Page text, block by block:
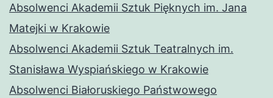
Absolwenci Akademii Sztuk Pięknych im. Jana
Matejki w Krakowie
Absolwenci Akademii Sztuk Teatralnych im.
Stanisława Wyspiańskiego w Krakowie
Absolwenci Białoruskiego Państwowego